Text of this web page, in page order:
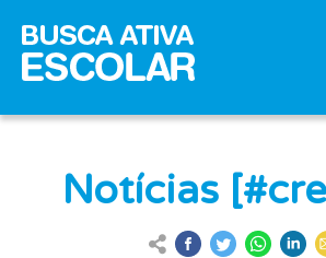
Notícias